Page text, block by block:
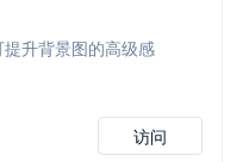
升背景图的高级感
访问